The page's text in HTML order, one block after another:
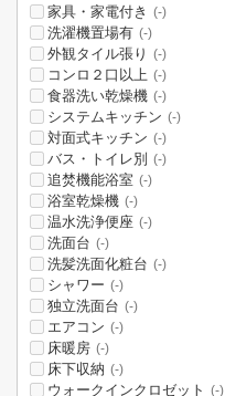
家具・家電付き (-)
洗濯機置場有 (-)
外観タイル張り (-)
コンロ２口以上 (-)
食器洗い乾燥機 (-)
システムキッチン (-)
対面式キッチン (-)
バス・トイレ別 (-)
追焚機能浴室 (-)
浴室乾燥機 (-)
温水洗浄便座 (-)
洗面台 (-)
洗髪洗面化粧台 (-)
シャワー (-)
独立洗面台 (-)
エアコン (-)
床暖房 (-)
床下収納 (-)
ウォークインクロゼット (-)